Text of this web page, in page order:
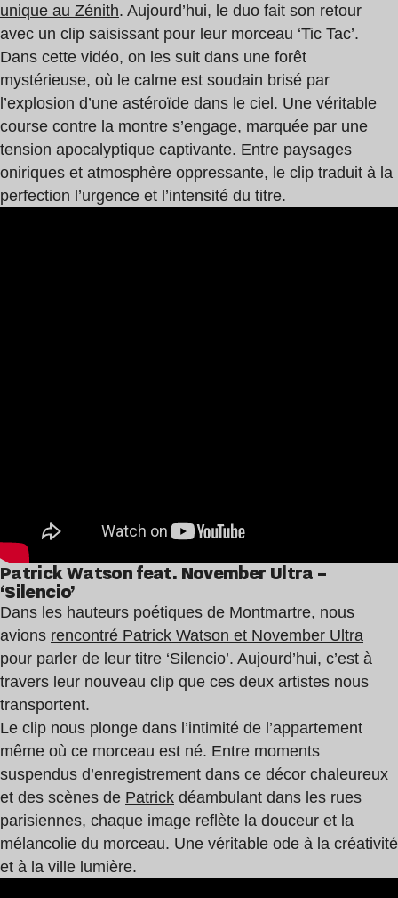
unique au Zénith. Aujourd’hui, le duo fait son retour
avec un clip saisissant pour leur morceau ‘Tic Tac’.
Dans cette vidéo, on les suit dans une forêt
mystérieuse, où le calme est soudain brisé par
l’explosion d’une astéroïde dans le ciel. Une véritable
course contre la montre s’engage, marquée par une
tension apocalyptique captivante. Entre paysages
oniriques et atmosphère oppressante, le clip traduit à la
perfection l’urgence et l’intensité du titre.
Patrick Watson feat. November Ultra –
‘Silencio’
Dans les hauteurs poétiques de Montmartre, nous
avions rencontré Patrick Watson et November Ultra
pour parler de leur titre ‘Silencio’. Aujourd’hui, c’est à
travers leur nouveau clip que ces deux artistes nous
transportent.
Le clip nous plonge dans l’intimité de l’appartement
même où ce morceau est né. Entre moments
suspendus d’enregistrement dans ce décor chaleureux
et des scènes de Patrick déambulant dans les rues
parisiennes, chaque image reflète la douceur et la
mélancolie du morceau. Une véritable ode à la créativité
et à la ville lumière.